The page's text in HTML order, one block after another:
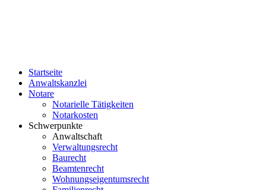
Startseite
Anwaltskanzlei
Notare
Notarielle Tätigkeiten
Notarkosten
Schwerpunkte
Anwaltschaft
Verwaltungsrecht
Baurecht
Beamtenrecht
Wohnungseigentumsrecht